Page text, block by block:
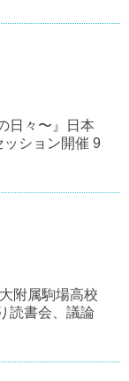
日々〜』日本
ション開催 9
附属駒場高校
読書会、議論